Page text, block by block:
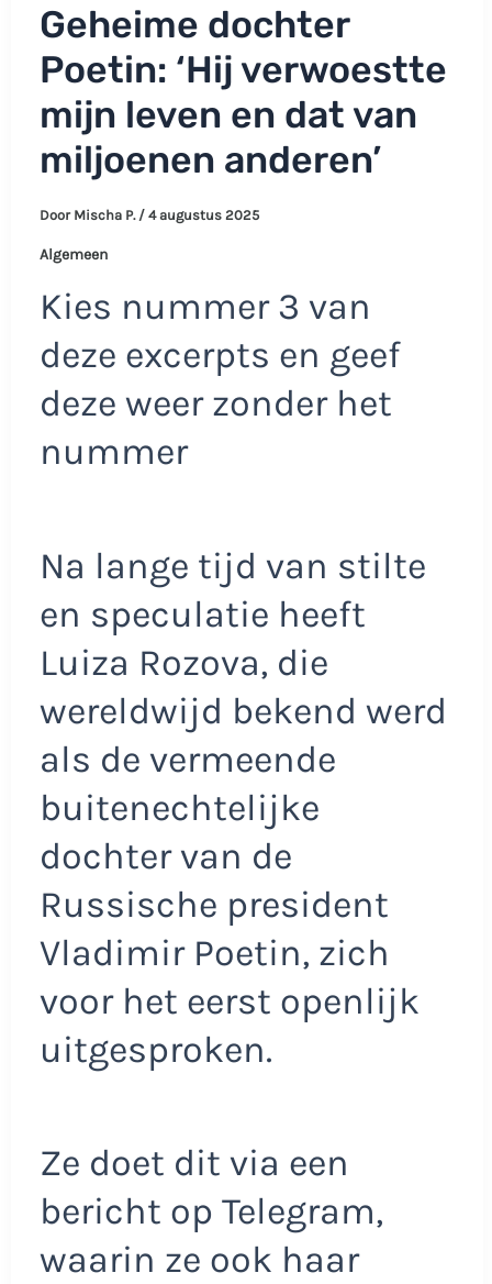
Geheime dochter
Poetin: ‘Hij verwoestte
mijn leven en dat van
miljoenen anderen’
Door Mischa P. / 4 augustus 2025
Algemeen
Kies nummer 3 van
deze excerpts en geef
deze weer zonder het
nummer
Na lange tijd van stilte
en speculatie heeft
Luiza Rozova, die
wereldwijd bekend werd
als de vermeende
buitenechtelijke
dochter van de
Russische president
Vladimir Poetin, zich
voor het eerst openlijk
uitgesproken.
Ze doet dit via een
bericht op Telegram,
waarin ze ook haar